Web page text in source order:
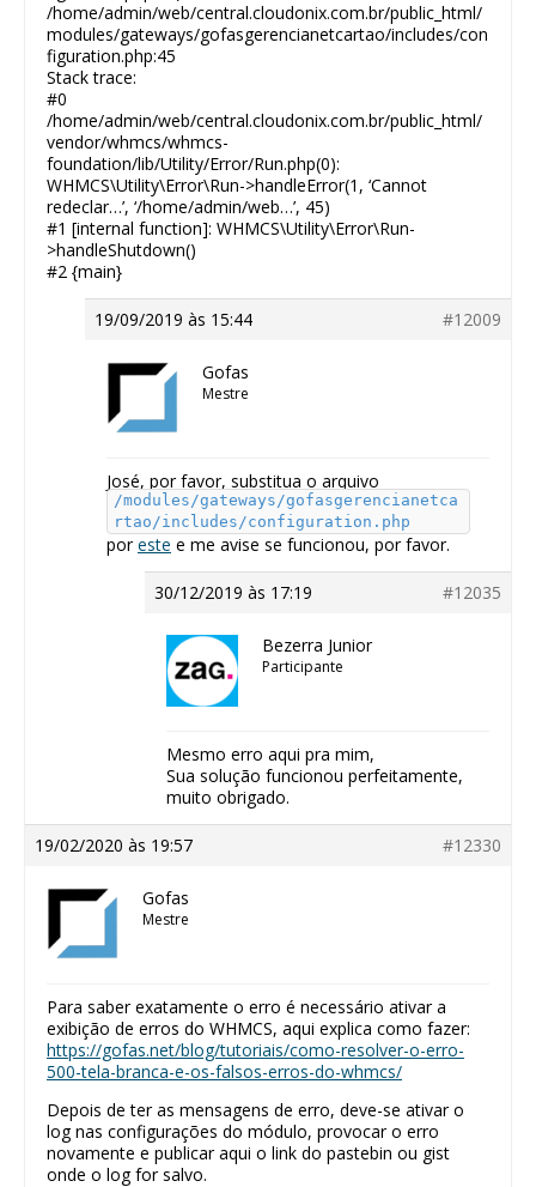
/home/admin/web/central.cloudonix.com.br/public_html/
modules/gateways/gofasgerencianetcartao/includes/con
figuration.php:45
Stack trace:
#0
/home/admin/web/central.cloudonix.com.br/public_html/
vendor/whmcs/whmcs-
foundation/lib/Utility/Error/Run.php(0):
WHMCS\Utility\Error\Run->handleError(1, ‘Cannot
redeclar…’, ‘/home/admin/web…’, 45)
#1 [internal function]: WHMCS\Utility\Error\Run-
>handleShutdown()
#2 {main}
19/09/2019 às 15:44 #12009
Gofas
Mestre
José, por favor, substitua o arquivo
/modules/gateways/gofasgerencianetca
rtao/includes/configuration.php
poreste e me avise se funcionou, por favor.
30/12/2019 às 17:19 #12035
Bezerra Junior
Participante
Mesmo erro aqui pra mim,
Sua solução funcionou perfeitamente,
muito obrigado.
19/02/2020 às 19:57 #12330
Gofas
Mestre
Para saber exatamente o erro é necessário ativar a
exibição de erros do WHMCS, aqui explica como fazer:
https://gofas.net/blog/tutoriais/como-resolver-o-erro-
500-tela-branca-e-os-falsos-erros-do-whmcs/
Depois de ter as mensagens de erro, deve-se ativar o
log nas configurações do módulo, provocar o erro
novamente e publicar aqui o link do pastebin ou gist
onde o log for salvo.